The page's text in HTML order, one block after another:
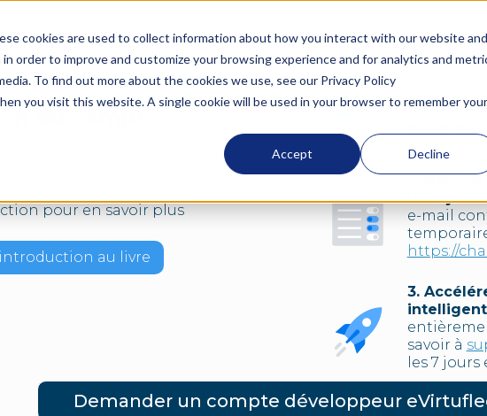
cookies are used to collect information about how you interact with our website and
order to improve and customize your browsing experience and for analytics and
To find out more about the cookies we use, see our Privacy Policy
you visit this website. A single cookie will be used in your browser to remember your
Accept Decline
À propos de ChargeSim Blogue Contacter Démo
du compte
pour en savoir plus
au livre
1. Entrez
2. Nous
les 2
e-mail
https://
3.
savoir à
les 7
Demander un compte développeur